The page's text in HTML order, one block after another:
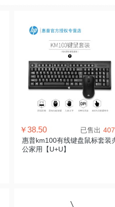
￥38.50 已售出 407
惠普km100有线键盘鼠标套装
公家用【U+U】